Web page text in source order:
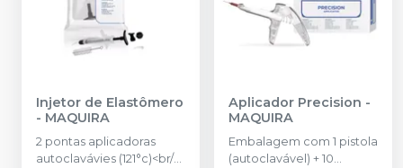
Injetor de Elastômero
- MAQUIRA
2 pontas aplicadoras
autoclavávies (121°c)<br/>1
Aplicador Precision -
MAQUIRA
Embalagem com 1 pistola
(autoclavável) + 10